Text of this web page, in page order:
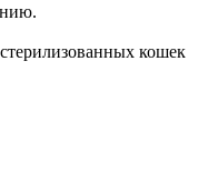
кошек